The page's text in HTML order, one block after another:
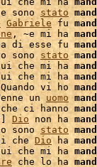
e sono stato
Gabriele fu
, ~e mi ha
di esse fu
sono stato
che mi ha
che mi ha
vi ho
un uomo
ci hanno
Dio non ha
sono stato
che Dio ha
che mi ha
che lo ha